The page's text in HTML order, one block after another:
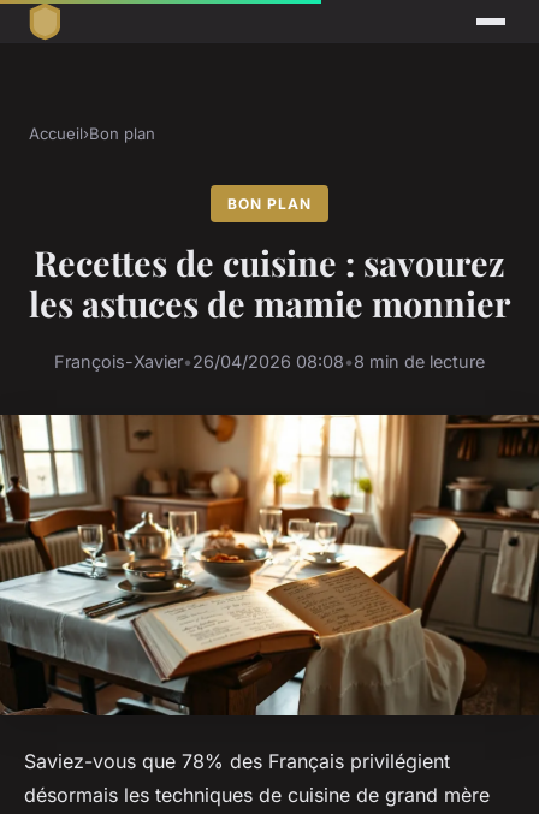
Accueil›Bon plan
BON PLAN
Recettes de cuisine : savourez
les astuces de mamie monnier
François-Xavier•26/04/2026 08:08•8 min de lecture
Saviez-vous que 78% des Français privilégient
désormais les techniques de cuisine de grand mère